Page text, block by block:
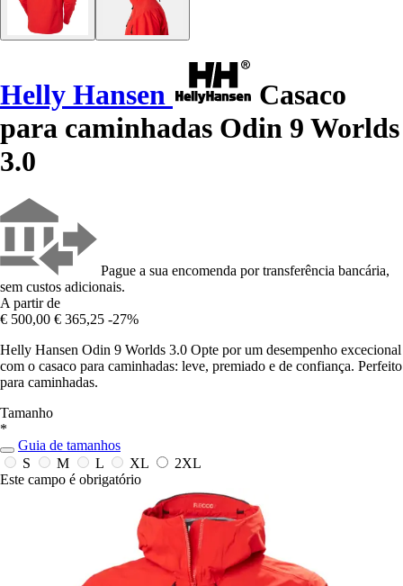
Helly Hansen
Casaco
para caminhadas Odin 9 Worlds
3.0
Pague a sua encomenda por transferência bancária,
sem custos adicionais.
A partir de
€ 500,00 € 365,25 -27%
Helly Hansen Odin 9 Worlds 3.0 Opte por um desempenho excecional
com o casaco para caminhadas: leve, premiado e de confiança. Perfeito
para caminhadas.
Tamanho
*
Guia de tamanhos
S
M L XL
2XL
Este campo é obrigatório